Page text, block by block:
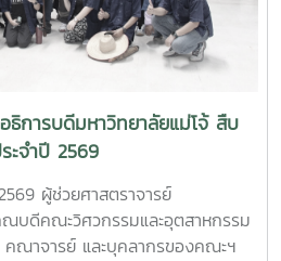
ละการแลกเปลี่ยนนักศึกษาในระดับ
ะหว่างสองสถาบันProfessor
ผลงานวิจัยในหัวข้อ “Medical,
Robotics” และ “Automation
and Nursing Care
คโนโลยีหุ่นยนต์เพื่อการแพทย์ การ
นงานด้านสวัสดิการและการ
และพัฒนาหุ่นยนต์สำหรับภารกิจ
วยเหลือผู้ประสบภัยและงานเสี่ยง
นจากหลักสูตรวิศวกรรมเกษตร
ธิการบดีมหาวิทยาลัยแม่โจ้ สืบ
ะจำปี 2569
ผู้ช่วยศาสตราจารย์
บดีคณะวิศวกรรมและอุตสาหกรรม
ณาจารย์ และบุคลากรของคณะฯ